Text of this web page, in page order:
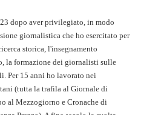
dopo aver privilegiato, in modo
giornalistica che ho esercitato per
storica, l'insegnamento
la formazione dei giornalisti sulle
Per 15 anni ho lavorato nei
(tutta la trafila al Giornale di
al Mezzogiorno e Cronache di